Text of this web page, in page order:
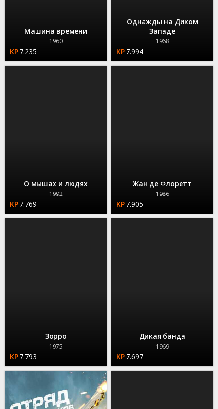
Машина времени
1960
7.235
Однажды на Диком
Западе
1968
7.994
О мышах и людях
1992
7.769
Жан де Флоретт
1986
7.905
Зорро
1975
7.793
Дикая банда
1969
7.697